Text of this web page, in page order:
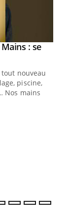
risque
: se
nouveau
piscine,
Nos mains